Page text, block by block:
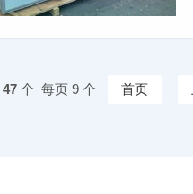
47个 每页 9 个 首页